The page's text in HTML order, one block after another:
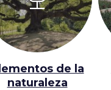
de la
naturaleza